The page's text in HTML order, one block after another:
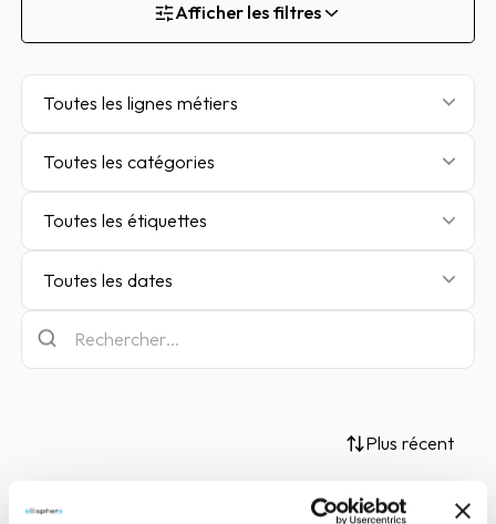
Afficher les filtres
Toutes les lignes métiers
Toutes les catégories
Toutes les étiquettes
Toutes les dates
Plus récent